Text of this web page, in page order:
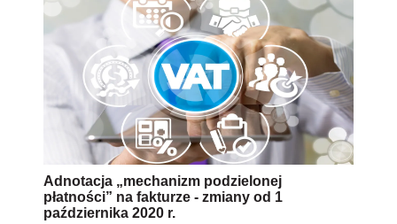
Adnotacja „mechanizm podzielonej
płatności” na fakturze - zmiany od 1
października 2020 r.